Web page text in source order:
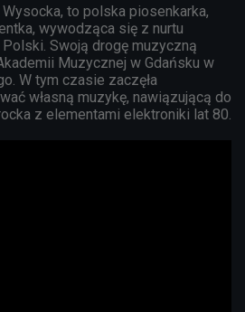
to polska piosenkarka,
wywodząca się z nurtu
Swoją drogę muzyczną
Muzycznej w Gdańsku w
W tym czasie zaczęła
własną muzykę, nawiązującą do
z elementami elektroniki lat 80.